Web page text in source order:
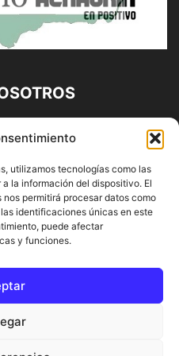
utilizamos tecnologías como las
la información del dispositivo. El
permitirá procesar datos como
identificaciones únicas en este
puede afectar
y funciones.
Propiedad de
639 95 71 95 | Noticias de
Málaga y Provincia|